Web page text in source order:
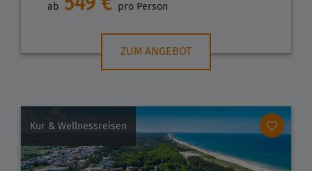
ab pro Person
ZUM ANGEBOT
Kur & Wellnessreisen